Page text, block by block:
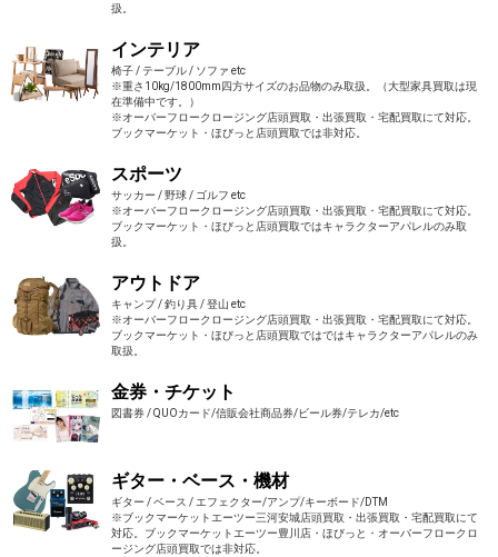
扱。
インテリア
椅子 / テーブル / ソファ etc
※重さ10kg/1800mm四方サイズのお品物のみ取扱。（大型家具買取は現
在準備中です。）
※オーバーフロークロージング店頭買取・出張買取・宅配買取にて対応。
ブックマーケット・ほびっと店頭買取では非対応。
スポーツ
サッカー / 野球 / ゴルフ etc
※オーバーフロークロージング店頭買取・出張買取・宅配買取にて対応。
ブックマーケット・ほびっと店頭買取ではキャラクターアパレルのみ取
扱。
アウトドア
キャンプ / 釣り具 / 登山 etc
※オーバーフロークロージング店頭買取・出張買取・宅配買取にて対応。
ブックマーケット・ほびっと店頭買取ではではキャラクターアパレルのみ
取扱。
金券・チケット
図書券 / QUOカード/信販会社商品券/ビール券/テレカ/etc
ギター・ベース・機材
ギター / ベース / エフェクター/アンプ/キーボード/DTM
※ブックマーケットエーツー三河安城店頭買取・出張買取・宅配買取にて
対応。ブックマーケットエーツー豊川店・ほびっと・オーバーフロークロ
ージング店頭買取では非対応。